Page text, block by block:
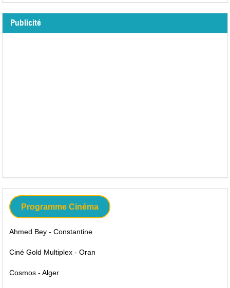
Publicité
Programme Cinéma
Ahmed Bey - Constantine
Ciné Gold Multiplex - Oran
Cosmos - Alger